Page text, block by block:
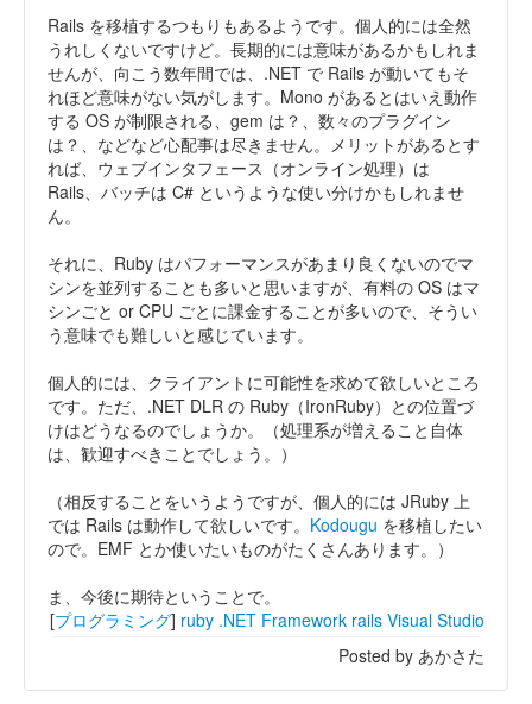
Rails を移植するつもりもあるようです。個人的には全然
うれしくないですけど。長期的には意味があるかもしれま
せんが、向こう数年間では、.NET で Rails が動いてもそ
れほど意味がない気がします。Mono があるとはいえ動作
する OS が制限される、gem は？、数々のプラグイン
は？、などなど心配事は尽きません。メリットがあるとす
れば、ウェブインタフェース（オンライン処理）は
Rails、バッチは C# というような使い分けかもしれませ
ん。
それに、Ruby はパフォーマンスがあまり良くないのでマ
シンを並列することも多いと思いますが、有料の OS はマ
シンごと or CPU ごとに課金することが多いので、そうい
う意味でも難しいと感じています。
個人的には、クライアントに可能性を求めて欲しいところ
です。ただ、.NET DLR の Ruby（IronRuby）との位置づ
けはどうなるのでしょうか。（処理系が増えること自体
は、歓迎すべきことでしょう。）
（相反することをいうようですが、個人的には JRuby 上
では Rails は動作して欲しいです。 Kodougu を移植したい
ので。EMF とか使いたいものがたくさんあります。）
ま、今後に期待ということで。
[プログラミング] ruby .NET Framework rails Visual Studio
Posted by あかさた